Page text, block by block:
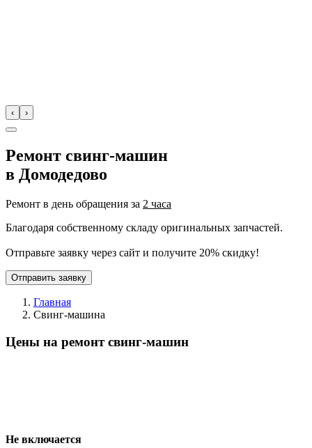
‹ ›
Ремонт свинг-машин
в Домодедово
Ремонт в день обращения за 2 часа
Благодаря собственному складу оригинальных запчастей.
Отправьте заявку через сайт и получите 20% скидку!
Отправить заявку
Главная
Свинг-машина
Цены на ремонт свинг-машин
Не включается